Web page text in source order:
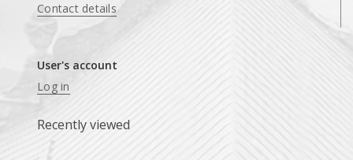
Contact details
User's account
Log in
Recently viewed